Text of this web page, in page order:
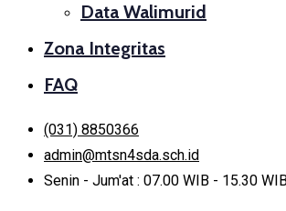
Data Walimurid
Zona Integritas
FAQ
(031) 8850366
admin@mtsn4sda.sch.id
Senin - Jum'at : 07.00 WIB - 15.30